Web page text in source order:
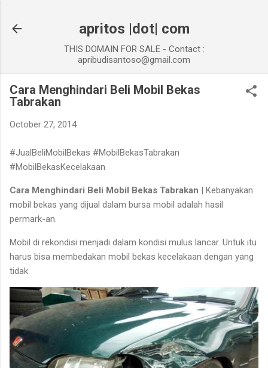
apritos |dot| com
THIS DOMAIN FOR SALE - Contact :
apribudisantoso@gmail.com
Cara Menghindari Beli Mobil Bekas
Tabrakan
October 27, 2014
#JualBeliMobilBekas #MobilBekasTabrakan
#MobilBekasKecelakaan
Cara Menghindari Beli Mobil Bekas Tabrakan | Kebanyakan
mobil bekas yang dijual dalam bursa mobil adalah hasil
permark-an.
Mobil di rekondisi menjadi dalam kondisi mulus lancar. Untuk itu
harus bisa membedakan mobil bekas kecelakaan dengan yang
tidak.